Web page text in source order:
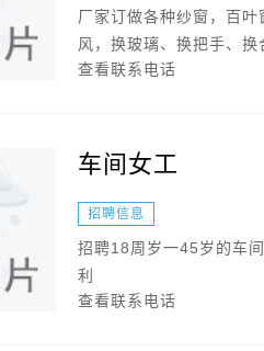
厂家订做各种纱窗，百
风，换玻璃、换把手、换
查看联系电话
车间女工
招聘信息
招聘18周岁一45岁的车
利
查看联系电话